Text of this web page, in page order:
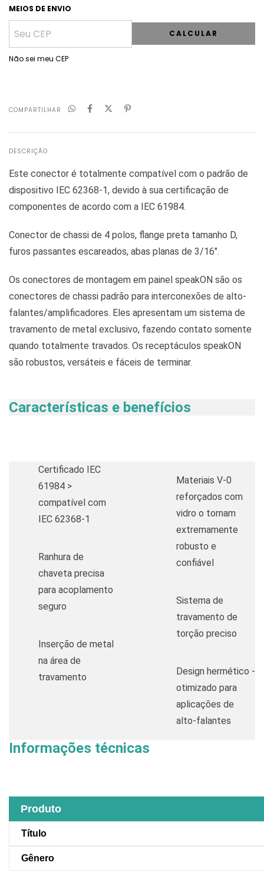
MEIOS DE ENVIO
CALCULAR
Não sei meu CEP
COMPARTILHAR
DESCRIÇÃO
Este conector é totalmente compatível com o padrão de
dispositivo IEC 62368-1, devido à sua certificação de
componentes de acordo com a IEC 61984.
Conector de chassi de 4 polos, flange preta tamanho D,
furos passantes escareados, abas planas de 3/16".
Os conectores de montagem em painel speakON são os
conectores de chassi padrão para interconexões de alto-
falantes/amplificadores. Eles apresentam um sistema de
travamento de metal exclusivo, fazendo contato somente
quando totalmente travados. Os receptáculos speakON
são robustos, versáteis e fáceis de terminar.
Características e benefícios
Certificado IEC
61984 >
compatível com
IEC 62368-1
Materiais V-0
reforçados com
vidro o tornam
extremamente
robusto e
confiável
Ranhura de
chaveta precisa
para acoplamento
seguro
Sistema de
travamento de
torção preciso
Inserção de metal
na área de
travamento
Design hermético -
otimizado para
aplicações de
alto-falantes
Informações técnicas
Produto
Título
Gênero